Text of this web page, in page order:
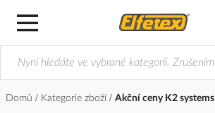
Domů Kategorie zboží Akční ceny K2 systems